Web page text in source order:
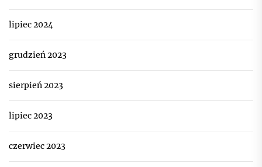
lipiec 2024
grudzień 2023
sierpień 2023
lipiec 2023
czerwiec 2023